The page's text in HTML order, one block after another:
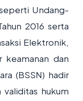
Undang-
2016 serta
Elektronik,
keamanan dan
(BSSN) hadir
hukum